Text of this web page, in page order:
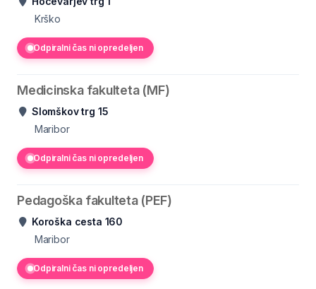
Krško
Odpiralni čas ni opredeljen
Medicinska fakulteta (MF)
Slomškov trg 15
Maribor
Odpiralni čas ni opredeljen
Pedagoška fakulteta (PEF)
Koroška cesta 160
Maribor
Odpiralni čas ni opredeljen